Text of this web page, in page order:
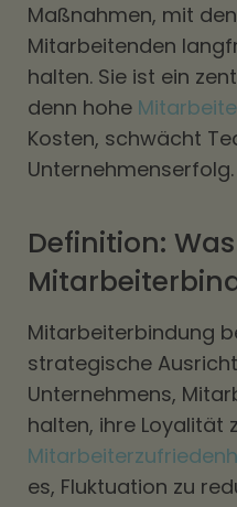
Maßnahmen, mit
Mitarbeitenden
halten. Sie ist ein
denn hohe
Kosten, schwächt
Unternehmenserfolg.
Definition:
Mitarbeiterbindung
strategische
Unternehmens,
halten, ihre Loyalität
es, Fluktuation zu